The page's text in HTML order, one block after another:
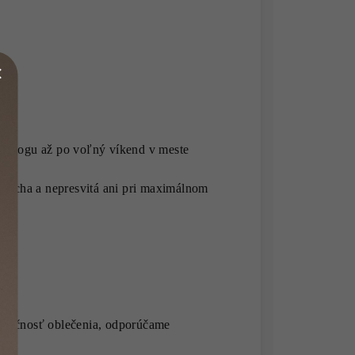
jogu až po voľný víkend v meste
a nepresvitá ani pri maximálnom
oblečenia, odporúčame